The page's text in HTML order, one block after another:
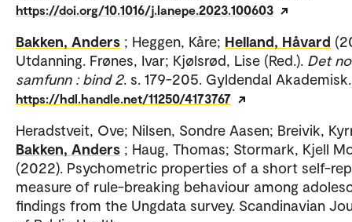
https://doi.org/10.1016/j.lanepe.2023.100603
Bakken, Anders ; Heggen, Kåre; Helland, Håvard
Utdanning. Frønes, Ivar; Kjølsrød, Lise (Red.). Det
samfunn : bind 2. s. 179-205. Gyldendal Akademisk.
https://hdl.handle.net/11250/4173767
Heradstveit, Ove; Nilsen, Sondre Aasen; Breivik,
Bakken, Anders ; Haug, Thomas; Stormark, Kjell
(2022). Psychometric properties of a short self-
measure of rule-breaking behaviour among
findings from the Ungdata survey. Scandinavian